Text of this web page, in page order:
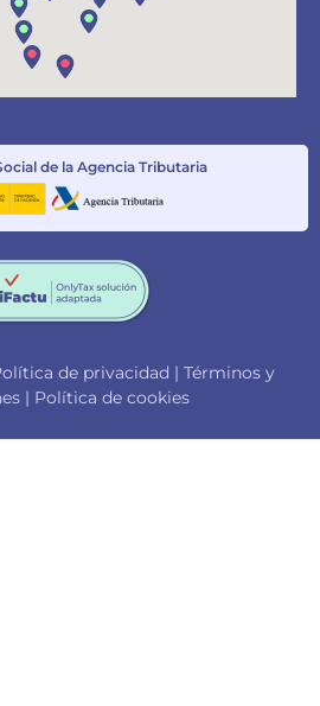
de la Agencia Tributaria
de privacidad | Términos y
| Política de cookies